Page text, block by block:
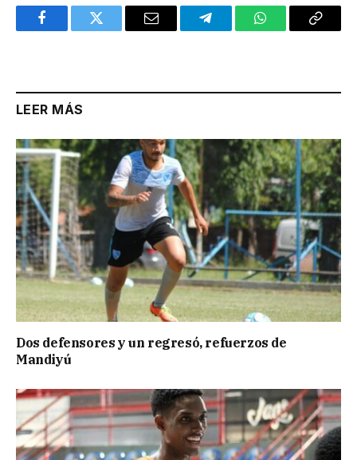
FacebookTwitter Email TelegramWhatsAppCopy
LEER MÁS
Dos defensores y un regresó, refuerzos de
Mandiyú